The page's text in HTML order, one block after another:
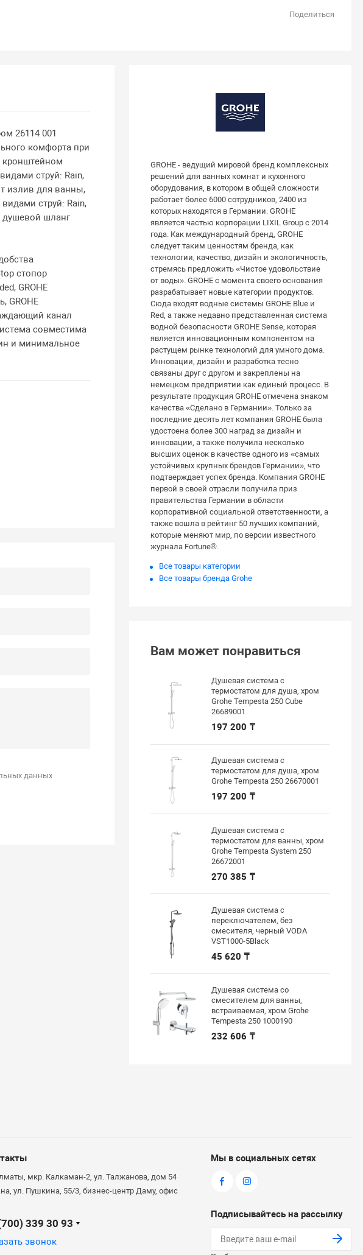
Поделиться
26114 001
комфорта при
струй: Rain,
излив для ванны,
струй: Rain,
душевой шланг
стопор
GROHE
GROHE
канал
совместима
и минимальное
данных
GROHE - ведущий мировой бренд комплексных
решений для ванных комнат и кухонного
оборудования, в котором в общей сложности
работает более 6000 сотрудников, 2400 из
которых находятся в Германии. GROHE
является частью корпорации LIXIL Group с 2014
года. Как международный бренд, GROHE
следует таким ценностям бренда, как
технологии, качество, дизайн и экологичность,
стремясь предложить «Чистое удовольствие
от воды». GROHE с момента своего основания
разрабатывает новые категории продуктов.
Сюда входят водные системы GROHE Blue и
Red, а также недавно представленная система
водной безопасности GROHE Sense, которая
является инновационным компонентом на
растущем рынке технологий для умного дома.
Инновации, дизайн и разработка тесно
связаны друг с другом и закреплены на
немецком предприятии как единый процесс. В
результате продукция GROHE отмечена знаком
качества «Сделано в Германии». Только за
последние десять лет компания GROHE была
удостоена более 300 наград за дизайн и
инновации, а также получила несколько
высших оценок в качестве одного из «самых
устойчивых крупных брендов Германии», что
подтверждает успех бренда. Компания GROHE
первой в своей отрасли получила приз
правительства Германии в области
корпоративной социальной ответственности, а
также вошла в рейтинг 50 лучших компаний,
которые меняют мир, по версии известного
журнала Fortune®.
Все товары категории
Все товары бренда Grohe
Вам может понравиться
Душевая система с
термостатом для душа, хром
Grohe Tempesta 250 Cube
26689001
197 200 ₸
Душевая система с
термостатом для душа, хром
Grohe Tempesta 250 26670001
197 200 ₸
Душевая система с
термостатом для ванны, хром
Grohe Tempesta System 250
26672001
270 385 ₸
Душевая система с
переключателем, без
смесителя, черный VODA
VST1000-5Black
45 620 ₸
Душевая система со
смесителем для ванны,
встраиваемая, хром Grohe
Tempesta 250 1000190
232 606 ₸
мкр. Калкаман-2, ул. Талжанова, дом 54
ул. Пушкина, 55/3, бизнес-центр Даму, офис
339 30 93
звонок
Мы в социальных сетях
Подписывайтесь на рассылку